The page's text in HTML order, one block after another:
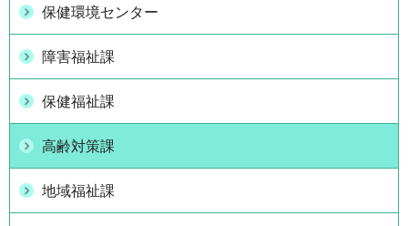
保健環境センター
障害福祉課
保健福祉課
高齢対策課
地域福祉課